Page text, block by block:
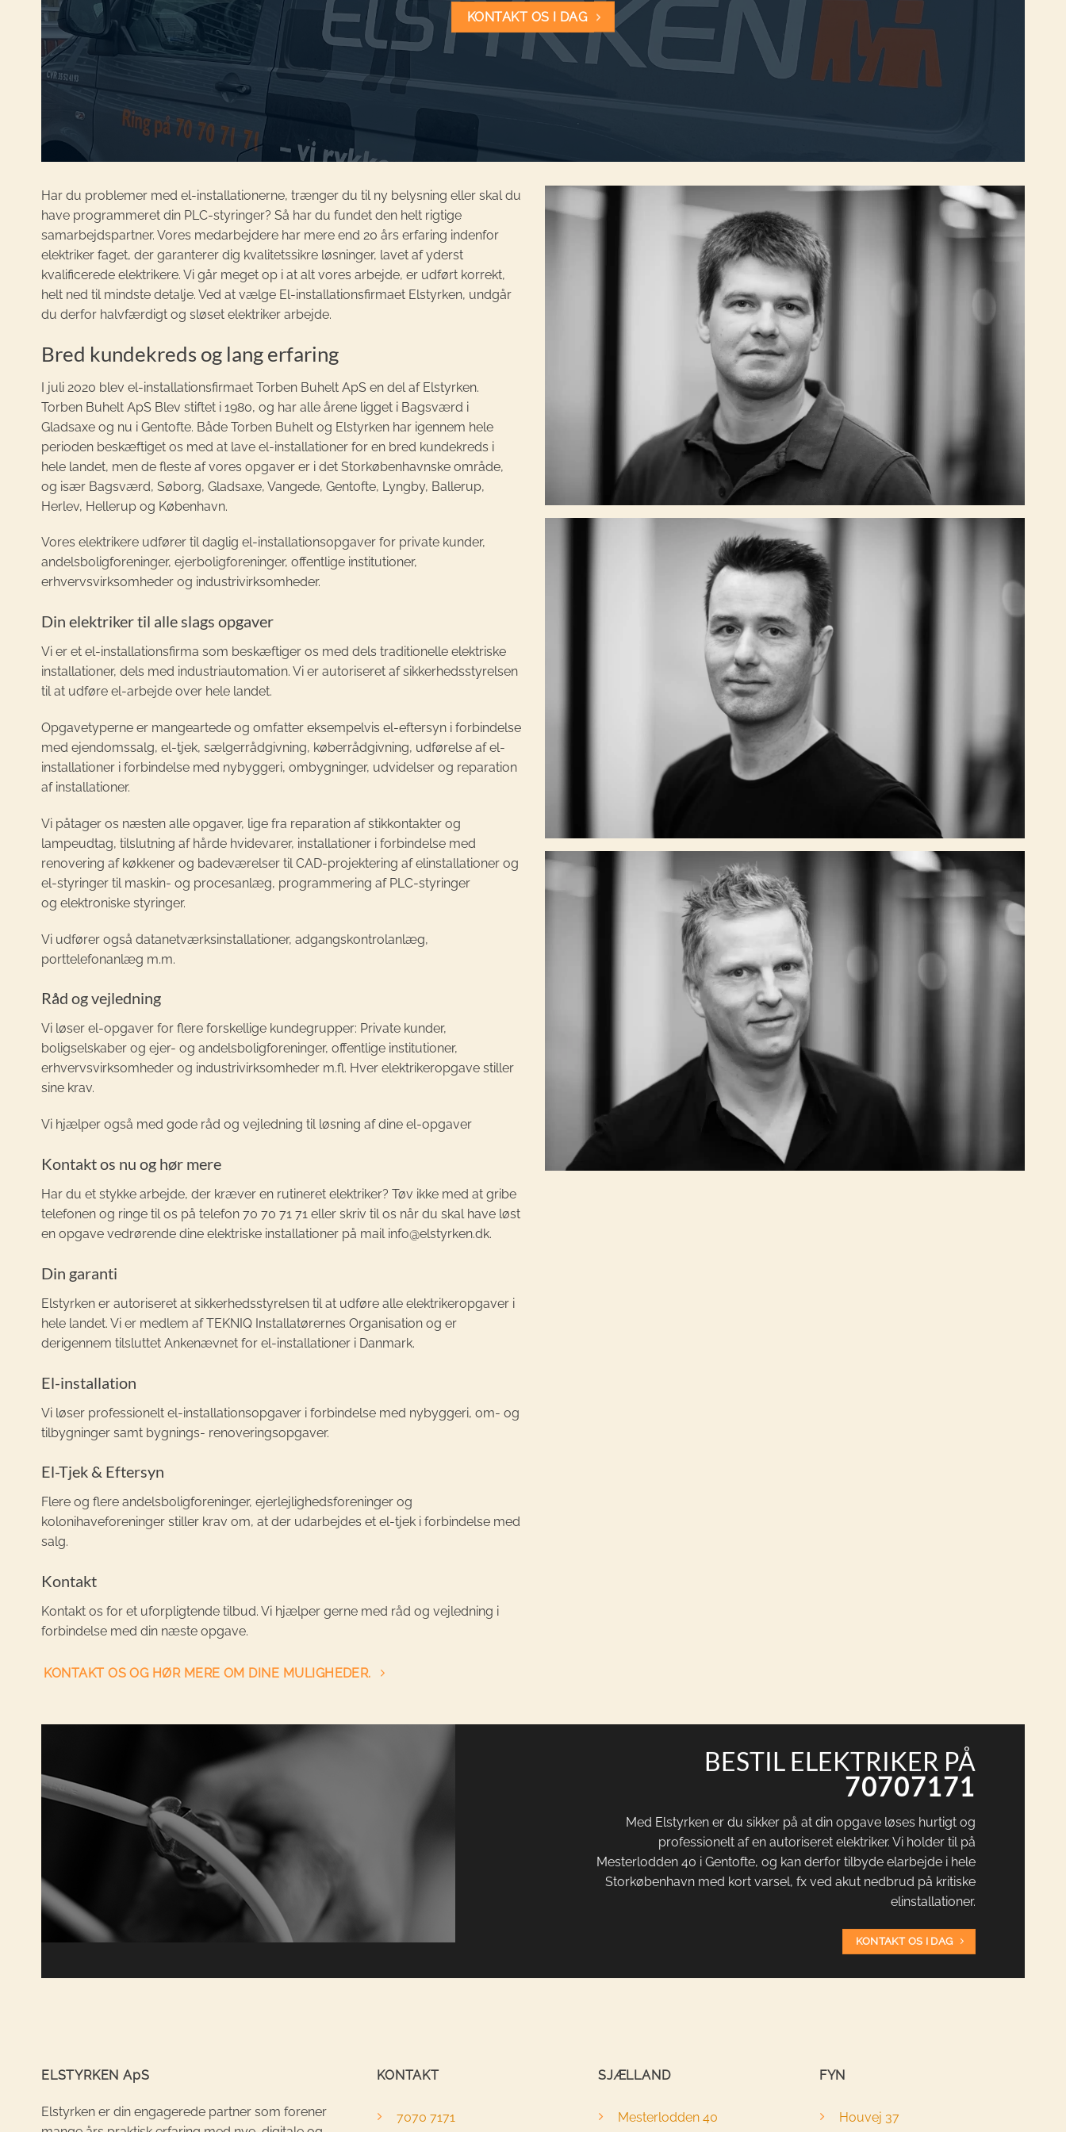
KONTAKT OS I DAG
Har du problemer med el-installationerne, trænger du til ny belysning eller skal du
have programmeret din PLC-styringer? Så har du fundet den helt rigtige
samarbejdspartner. Vores medarbejdere har mere end 20 års erfaring indenfor
elektriker faget, der garanterer dig kvalitetssikre løsninger, lavet af yderst
kvalificerede elektrikere. Vi går meget op i at alt vores arbejde, er udført korrekt,
helt ned til mindste detalje. Ved at vælge El-installationsfirmaet Elstyrken, undgår
du derfor halvfærdigt og sløset elektriker arbejde.
Bred kundekreds og lang erfaring
I juli 2020 blev el-installationsfirmaet Torben Buhelt ApS en del af Elstyrken.
Torben Buhelt ApS Blev stiftet i 1980, og har alle årene ligget i Bagsværd i
Gladsaxe og nu i Gentofte. Både Torben Buhelt og Elstyrken har igennem hele
perioden beskæftiget os med at lave el-installationer for en bred kundekreds i
hele landet, men de fleste af vores opgaver er i det Storkøbenhavnske område,
og især Bagsværd, Søborg, Gladsaxe, Vangede, Gentofte, Lyngby, Ballerup,
Herlev, Hellerup og København.
Vores elektrikere udfører til daglig el-installationsopgaver for private kunder,
andelsboligforeninger, ejerboligforeninger, offentlige institutioner,
erhvervsvirksomheder og industrivirksomheder.
Din elektriker til alle slags opgaver
Vi er et el-installationsfirma som beskæftiger os med dels traditionelle elektriske
installationer, dels med industriautomation. Vi er autoriseret af sikkerhedsstyrelsen
til at udføre el-arbejde over hele landet.
Opgavetyperne er mangeartede og omfatter eksempelvis el-eftersyn i forbindelse
med ejendomssalg, el-tjek, sælgerrådgivning, køberrådgivning, udførelse af el-
installationer i forbindelse med nybyggeri, ombygninger, udvidelser og reparation
af installationer.
Vi påtager os næsten alle opgaver, lige fra reparation af stikkontakter og
lampeudtag, tilslutning af hårde hvidevarer, installationer i forbindelse med
renovering af køkkener og badeværelser til CAD-projektering af elinstallationer og
el-styringer til maskin- og procesanlæg, programmering af PLC-styringer
og elektroniske styringer.
Vi udfører også datanetværksinstallationer, adgangskontrolanlæg,
porttelefonanlæg m.m.
Råd og vejledning
Vi løser el-opgaver for flere forskellige kundegrupper: Private kunder,
boligselskaber og ejer- og andelsboligforeninger, offentlige institutioner,
erhvervsvirksomheder og industrivirksomheder m.fl. Hver elektrikeropgave stiller
sine krav.
Vi hjælper også med gode råd og vejledning til løsning af dine el-opgaver
Kontakt os nu og hør mere
Har du et stykke arbejde, der kræver en rutineret elektriker? Tøv ikke med at gribe
telefonen og ringe til os på telefon 70 70 71 71 eller skriv til os når du skal have løst
en opgave vedrørende dine elektriske installationer på mail info@elstyrken.dk.
Din garanti
Elstyrken er autoriseret at sikkerhedsstyrelsen til at udføre alle elektrikeropgaver i
hele landet. Vi er medlem af TEKNIQ Installatørernes Organisation og er
derigennem tilsluttet Ankenævnet for el-installationer i Danmark.
El-installation
Vi løser professionelt el-installationsopgaver i forbindelse med nybyggeri, om- og
tilbygninger samt bygnings- renoveringsopgaver.
El-Tjek & Eftersyn
Flere og flere andelsboligforeninger, ejerlejlighedsforeninger og
kolonihaveforeninger stiller krav om, at der udarbejdes et el-tjek i forbindelse med
salg.
Kontakt
Kontakt os for et uforpligtende tilbud. Vi hjælper gerne med råd og vejledning i
forbindelse med din næste opgave.
KONTAKT OS OG HØR MERE OM DINE MULIGHEDER.
BESTIL ELEKTRIKER PÅ
70707171
Med Elstyrken er du sikker på at din opgave løses hurtigt og
professionelt af en autoriseret elektriker. Vi holder til på
Mesterlodden 40 i Gentofte, og kan derfor tilbyde elarbejde i hele
Storkøbenhavn med kort varsel, fx ved akut nedbrud på kritiske
elinstallationer.
KONTAKT OS I DAG
ELSTYRKEN ApS
Elstyrken er din engagerede partner som forener
KONTAKT
7070 7171
SJÆLLAND
Mesterlodden 40
FYN
Houvej 37